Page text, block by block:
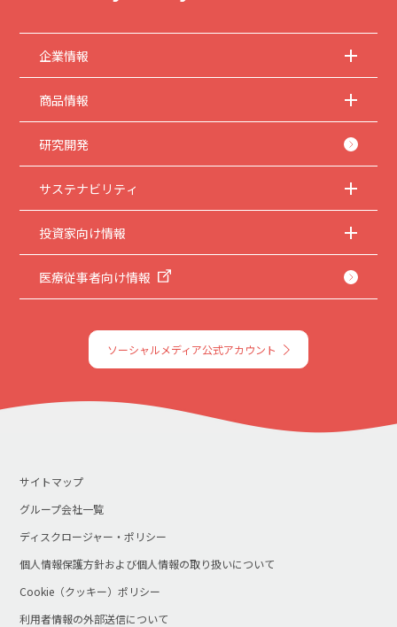
企業情報
商品情報
研究開発
サステナビリティ
投資家向け情報
医療従事者向け情報
ソーシャルメディア公式アカウント
サイトマップ
グループ会社一覧
ディスクロージャー・ポリシー
個人情報保護方針および個人情報の取り扱いについて
Cookie（クッキー）ポリシー
利用者情報の外部送信について